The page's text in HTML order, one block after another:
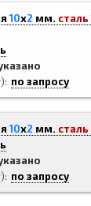
10x2 мм. сталь
по запросу
10x2 мм. сталь
по запросу